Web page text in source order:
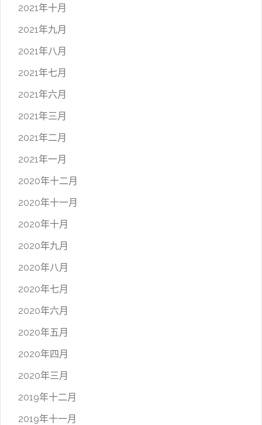
2021年十月
2021年九月
2021年八月
2021年七月
2021年六月
2021年三月
2021年二月
2021年一月
2020年十二月
2020年十一月
2020年十月
2020年九月
2020年八月
2020年七月
2020年六月
2020年五月
2020年四月
2020年三月
2019年十二月
2019年十一月